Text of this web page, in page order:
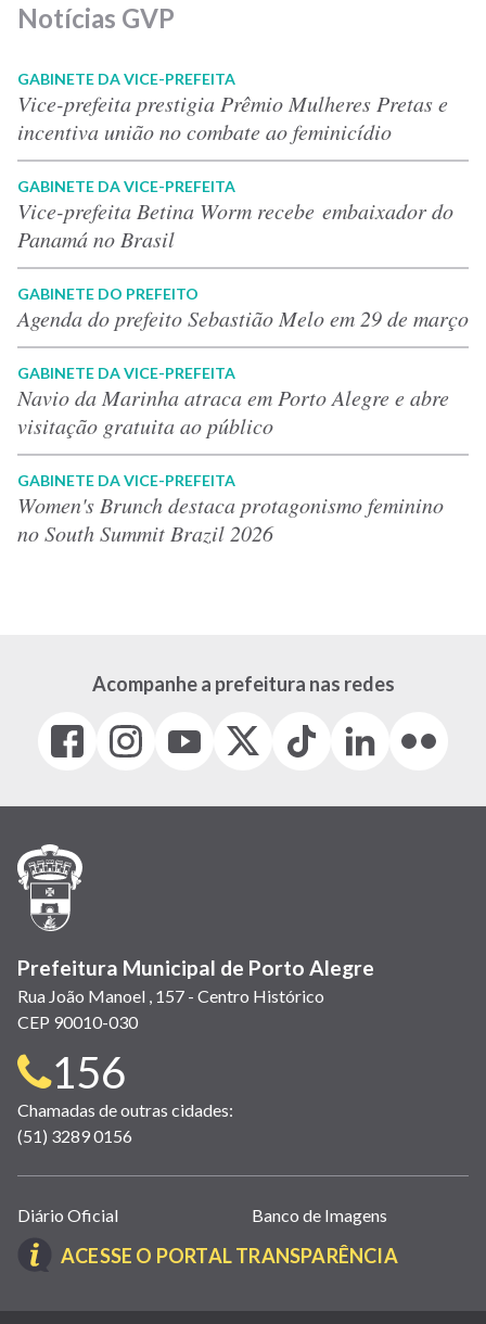
Notícias GVP
GABINETE DA VICE-PREFEITA
Vice-prefeita prestigia Prêmio Mulheres Pretas e
incentiva união no combate ao feminicídio
GABINETE DA VICE-PREFEITA
Vice-prefeita Betina Worm recebe embaixador do
Panamá no Brasil
GABINETE DO PREFEITO
Agenda do prefeito Sebastião Melo em 29 de março
GABINETE DA VICE-PREFEITA
Navio da Marinha atraca em Porto Alegre e abre
visitação gratuita ao público
GABINETE DA VICE-PREFEITA
Women's Brunch destaca protagonismo feminino
no South Summit Brazil 2026
Acompanhe a prefeitura nas redes
Facebook
(link
em
janela)
Instagram
(link
em
(link
em
(Antigo
(link
Tiktok
(link
em
LinkedIn
(link
em
(link
em
Prefeitura Municipal de Porto Alegre
Rua João Manoel , 157 - Centro Histórico
CEP 90010-030
Telefone
para
contato:
156
Chamadas de outras cidades:
(51) 3289 0156
Links
úteis
(abrem
nova
Diário Oficial Banco de Imagens
ACESSE O PORTAL TRANSPARÊNCIA(LINK
EM